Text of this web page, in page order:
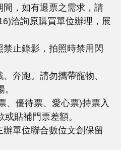
，如有退票之需求，請
洽詢原購買單位辦理，展
止錄影，拍照時禁用閃
奔跑。請勿攜帶寵物、
、優待票、愛心票)持票入
貼補門票差額。
單位聯合數位文創保留